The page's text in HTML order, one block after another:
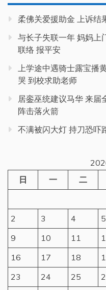
柔佛关爱援助金 上诉结
与长子失联一年 妈妈上
联络 报平安
上学途中遇骑士露宝播
哭 到校求助老师
居銮巫统建议马华 来届
阵击落火箭
不满被闪大灯 持刀恐吓
日
一 二
2
3 4 5
9
10 11
16
17 18
23
24 25